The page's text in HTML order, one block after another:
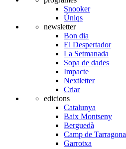
Snooker
Úniqs
newsletter
Bon dia
El Despertador
La Setmanada
Sopa de dades
Impacte
Nextletter
Criar
edicions
Catalunya
Baix Montseny
Berguedà
Camp de Tarragona
Garrotxa